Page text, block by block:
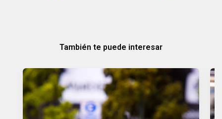
También te puede interesar